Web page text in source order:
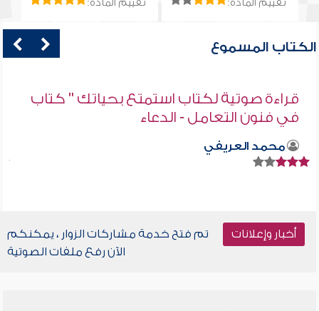
تقييم المادة: تقييم المادة:
الكتاب المسموع
قراءة صوتية لكتاب استمتع بحياتك " كتاب
في فنون التعامل - الدعاء
محمد العريفي
أخبار وإعلانات
تم فتح خدمة مشاركات الزوار ، يمكنكم
الآن رفع ملفات الصوتية